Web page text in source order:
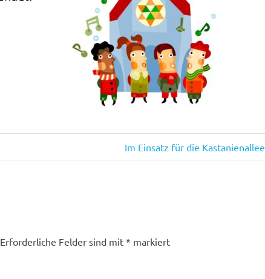
Nächster
Beitrag:
Im Einsatz für die Kastanienallee
Erforderliche Felder sind mit * markiert